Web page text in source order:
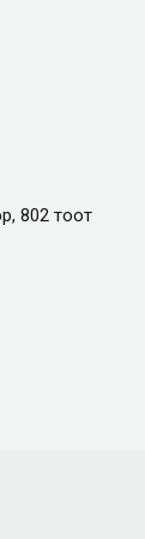
802 тоот